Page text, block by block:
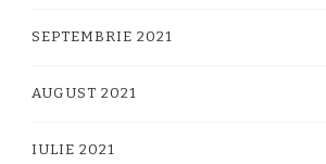
SEPTEMBRIE 2021
AUGUST 2021
IULIE 2021